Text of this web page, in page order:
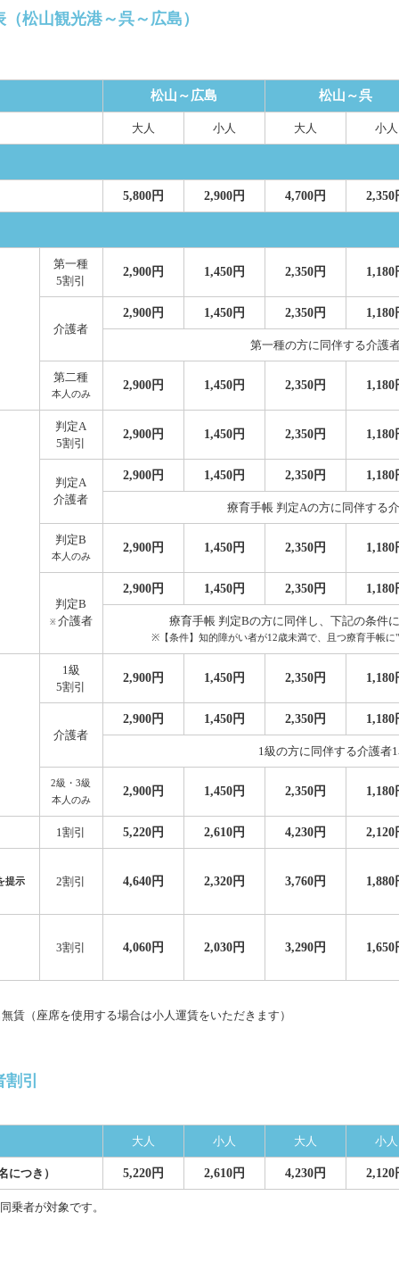
松山観光港～呉～広島）
松山～広島 松山～呉
大人 小人 大人 小人
5,800円 2,900円 4,700円 2,350
第一種
5割引
2,900円 1,450円 2,350円 1,180
介護者
2,900円 1,450円 2,350円 1,180
第一種の方に同伴する介護
第二種
本人のみ
2,900円 1,450円 2,350円 1,180
判定A
5割引
2,900円 1,450円 2,350円 1,180
判定A
介護者
2,900円 1,450円 2,350円 1,180
療育手帳 判定Aの方に同伴する
判定B
本人のみ
2,900円 1,450円 2,350円 1,180
判定B
※ 介護者
2,900円 1,450円 2,350円 1,180
療育手帳 判定Bの方に同伴し、下記の条件
※【条件】知的障がい者が12歳未満で、且つ療育手帳に
1級
5割引
2,900円 1,450円 2,350円 1,180
介護者
2,900円 1,450円 2,350円 1,180
1級の方に同伴する介護者
2級・3級
本人のみ
2,900円 1,450円 2,350円 1,180
1割引 5,220円 2,610円 4,230円 2,120
提示 2割引 4,640円 2,320円 3,760円 1,880
3割引 4,060円 2,030円 3,290円 1,650
賃（座席を使用する場合は小人運賃をいただきます）
引
大人 小人 大人 小人
につき） 5,220円 2,610円 4,230円 2,120
乗者が対象です。